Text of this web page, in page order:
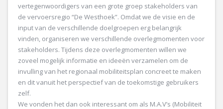
vertegenwoordigers van een grote groep stakeholders van
de vervoersregio “De Westhoek”. Omdat we de visie en de
input van de verschillende doelgroepen erg belangrijk
vinden, organiseren we verschillende overlegmomenten voor
stakeholders. Tijdens deze overlegmomenten willen we
zoveel mogelijk informatie en ideeën verzamelen om de
invulling van het regionaal mobiliteitsplan concreet te maken
en dit vanuit het perspectief van de toekomstige gebruikers
zelf.
We vonden het dan ook interessant om als M.A.V’s (Mobiliteit